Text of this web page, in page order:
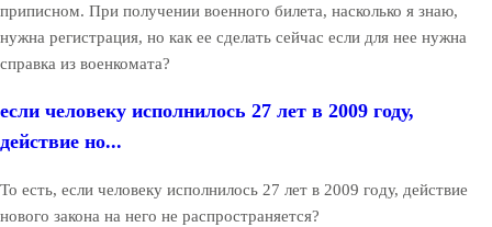
приписном. При получении военного билета, насколько я знаю,
нужна регистрация, но как ее сделать сейчас если для нее нужна
справка из военкомата?
если человеку исполнилось 27 лет в 2009 году,
действие но...
То есть, если человеку исполнилось 27 лет в 2009 году, действие
нового закона на него не распространяется?